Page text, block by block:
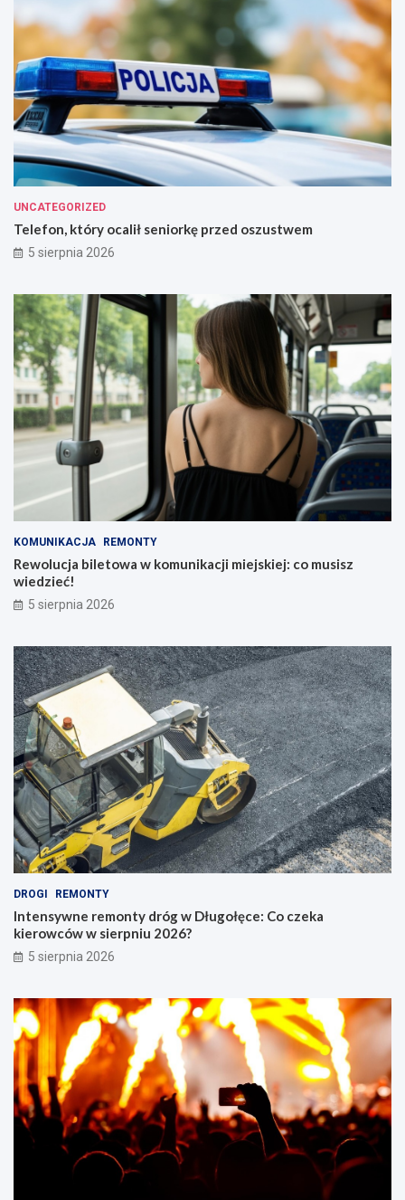
UNCATEGORIZED
Telefon, który ocalił seniorkę przed oszustwem
5 sierpnia 2026
KOMUNIKACJA REMONTY
Rewolucja biletowa w komunikacji miejskiej: co musisz
wiedzieć!
5 sierpnia 2026
DROGI REMONTY
Intensywne remonty dróg w Długołęce: Co czeka
kierowców w sierpniu 2026?
5 sierpnia 2026